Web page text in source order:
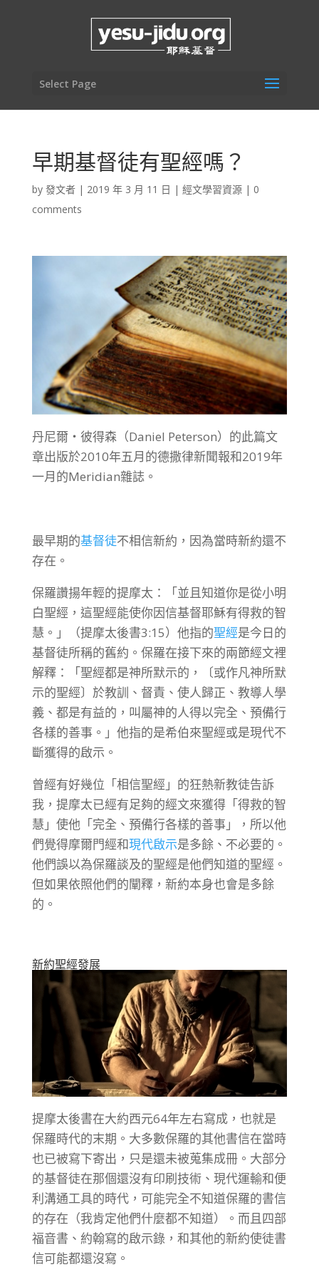
Select Page
早期基督徒有聖經嗎？
by 發文者| 2019 年 3 月 11 日 | 經文學習資源| 0
comments
丹尼爾‧彼得森（Daniel Peterson）的此篇文
章出版於2010年五月的德撒律新聞報和2019年
一月的Meridian雜誌。
最早期的基督徒不相信新約，因為當時新約還不
存在。
保羅讚揚年輕的提摩太：「並且知道你是從小明
白聖經，這聖經能使你因信基督耶穌有得救的智
慧。」（提摩太後書3:15）他指的聖經是今日的
基督徒所稱的舊約。保羅在接下來的兩節經文裡
解釋：「聖經都是神所默示的，〔或作凡神所默
示的聖經〕於教訓、督責、使人歸正、教導人學
義、都是有益的，叫屬神的人得以完全、預備行
各樣的善事。」他指的是希伯來聖經或是現代不
斷獲得的啟示。
曾經有好幾位「相信聖經」的狂熱新教徒告訴
我，提摩太已經有足夠的經文來獲得「得救的智
慧」使他「完全、預備行各樣的善事」，所以他
們覺得摩爾門經和現代啟示是多餘、不必要的。
他們誤以為保羅談及的聖經是他們知道的聖經。
但如果依照他們的闡釋，新約本身也會是多餘
的。
新約聖經發展
提摩太後書在大約西元64年左右寫成，也就是
保羅時代的末期。大多數保羅的其他書信在當時
也已被寫下寄出，只是還未被蒐集成冊。大部分
的基督徒在那個還沒有印刷技術、現代運輸和便
利溝通工具的時代，可能完全不知道保羅的書信
的存在（我肯定他們什麼都不知道）。而且四部
福音書、約翰寫的啟示錄，和其他的新約使徒書
信可能都還沒寫。